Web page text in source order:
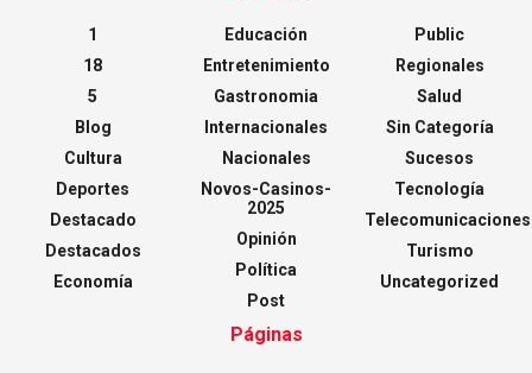
1
18
5
Blog
Cultura
Deportes
Destacado
Destacados
Economía
Educación
Entretenimiento
Gastronomia
Internacionales
Nacionales
Novos-Casinos-
2025
Opinión
Política
Post
Public
Regionales
Salud
Sin Categoría
Sucesos
Tecnología
Telecomunicaciones
Turismo
Uncategorized
Páginas